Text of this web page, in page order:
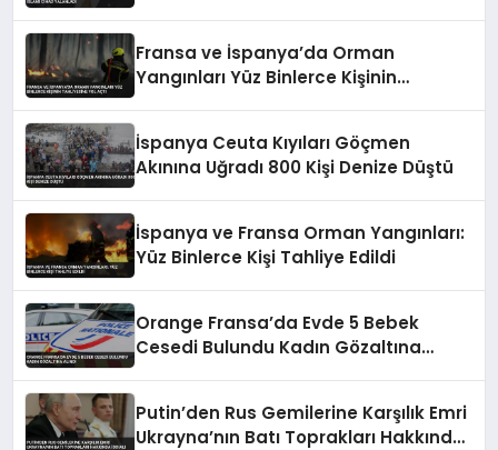
Fransa ve İspanya’da Orman
Yangınları Yüz Binlerce Kişinin
İspanya Ceuta Kıyıları Göçmen
Akınına Uğradı 800 Kişi Denize Düştü
İspanya ve Fransa Orman Yangınları:
Yüz Binlerce Kişi Tahliye Edildi
Orange Fransa’da Evde 5 Bebek
Cesedi Bulundu Kadın Gözaltına
Putin’den Rus Gemilerine Karşılık Emri
Ukrayna’nın Batı Toprakları Hakkında